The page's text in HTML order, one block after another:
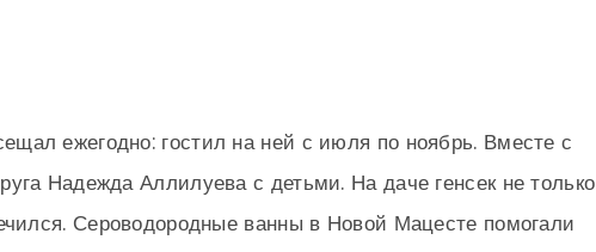
ежегодно: гостил на ней с июля по ноябрь. Вместе с
Надежда Аллилуева с детьми. На даче генсек не только
Сероводородные ванны в Новой Мацесте помогали